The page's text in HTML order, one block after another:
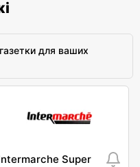
для ваших
Super